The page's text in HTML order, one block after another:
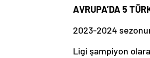
AVRUPA’DA 5
2023-2024
Ligi şampiyon